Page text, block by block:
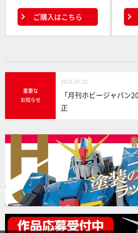
ご購入はこちら
重要な
お知らせ
2026.07.25
「月刊ホビージャパン
正